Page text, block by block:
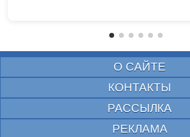
О САЙТЕ
КОНТАКТЫ
РАССЫЛКА
РЕКЛАМА